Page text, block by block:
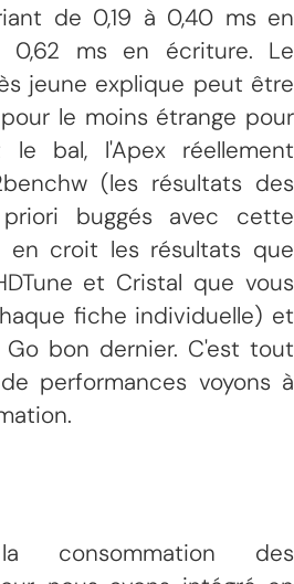
de 0,19 à 0,40 ms en
0,62 ms en écriture. Le
jeune explique peut être
le moins étrange pour
le bal, l'Apex réellement
(les résultats des
buggés avec cette
en croit les résultats que
et Cristal que vous
fiche individuelle) et
Go bon dernier. C'est tout
performances voyons à
consommation des